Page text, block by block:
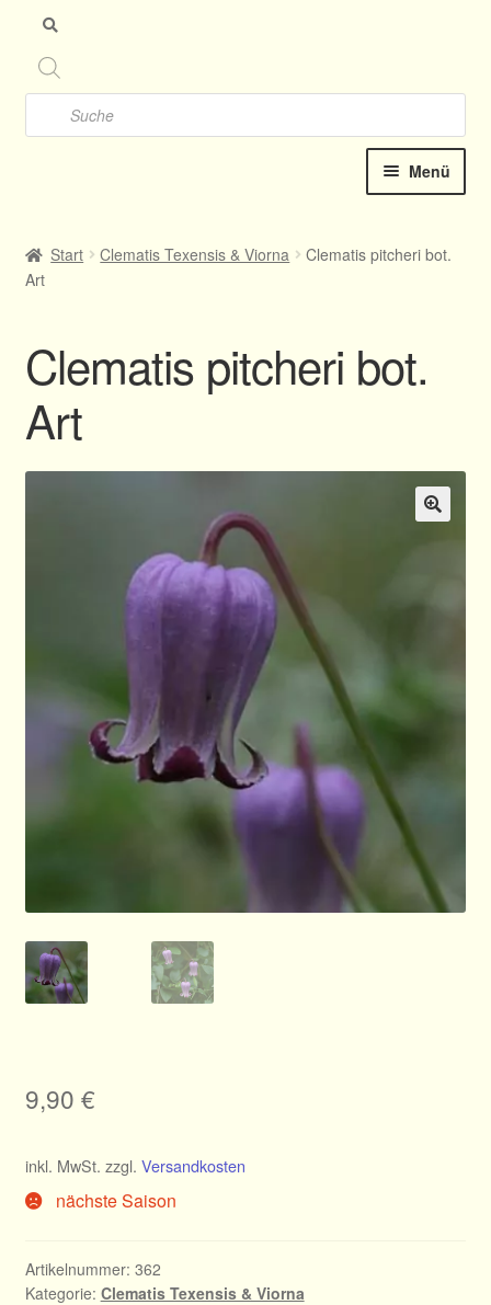
Products
search
Menü
Clematis-Shop
Über uns
Warenkorb
Start Clematis Texensis & Viorna
Clematis pitcheri bot.
Art
Clematis pitcheri bot.
Art
9,90 €
inkl. MwSt. zzgl. Versandkosten
nächste Saison
Artikelnummer: 362
Kategorie: Clematis Texensis & Viorna